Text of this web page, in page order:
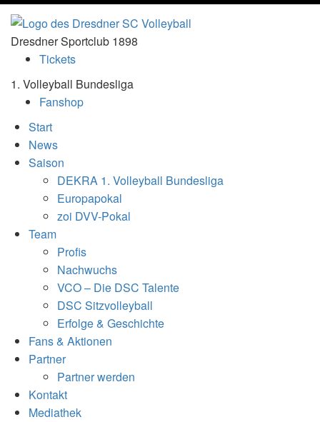
Dresdner Sportclub 1898
Tickets
1. Volleyball Bundesliga
Fanshop
Start
News
Saison
DEKRA 1. Volleyball Bundesliga
Europapokal
zoi DVV-Pokal
Team
Profis
Nachwuchs
VCO – Die DSC Talente
DSC Sitzvolleyball
Erfolge & Geschichte
Fans & Aktionen
Partner
Partner werden
Kontakt
Mediathek